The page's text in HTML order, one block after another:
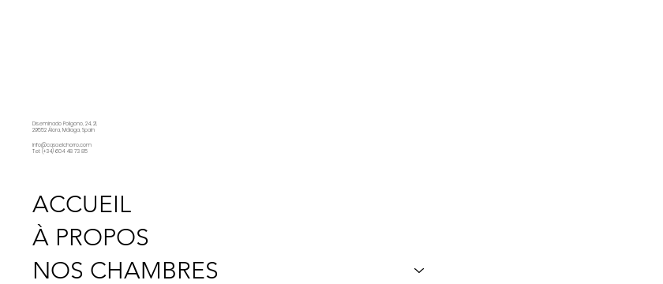
Diseminado Poligono, 24, 21,
29552 Álora, Málaga, Spain
info@casaelchorro.com
Tel: (+34) 604 48 73 85
ACCUEIL
À PROPOS
NOS CHAMBRES